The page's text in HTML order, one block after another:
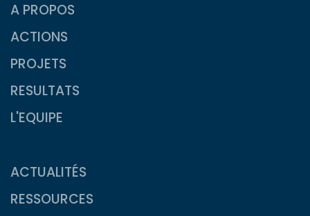
A PROPOS
ACTIONS
PROJETS
RESULTATS
L'EQUIPE
ACTUALITÉS
RESSOURCES